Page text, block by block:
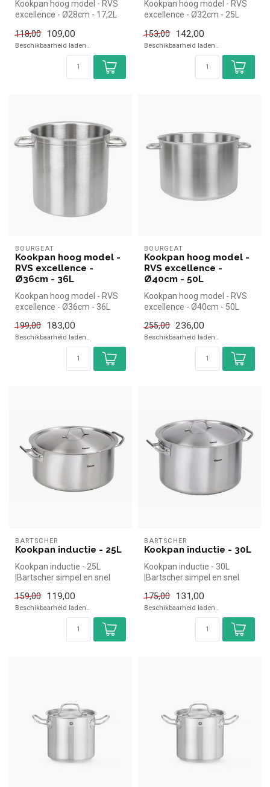
Kookpan hoog model - RVS
excellence - Ø28cm - 17,2L
118,00
109,00
Beschikbaarheid laden..
Kookpan hoog model - RVS
excellence - Ø32cm - 25L
kope...
153,00 142,00
Beschikbaarheid laden..
BOURGEAT
Kookpan hoog model -
RVS excellence -
Ø36cm - 36L
Kookpan hoog model - RVS
excellence - Ø36cm - 36L
kope...
199,00 183,00
Beschikbaarheid laden..
BOURGEAT
Kookpan hoog model -
RVS excellence -
Ø40cm - 50L
Kookpan hoog model - RVS
excellence - Ø40cm - 50L
kope...
255,00 236,00
Beschikbaarheid laden..
BARTSCHER
Kookpan inductie - 25L
Kookpan inductie - 25L
|Bartscher simpel en snel
Overzi...
159,00 119,00
Beschikbaarheid laden..
BARTSCHER
Kookpan inductie - 30L
Kookpan inductie - 30L
|Bartscher simpel en snel
Overzi...
175,00 131,00
Beschikbaarheid laden..